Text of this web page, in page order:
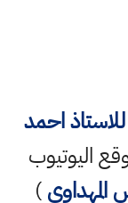
للاستاذ احمد
اليوتيوب
)